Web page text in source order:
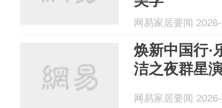
网易家居要闻
焕新中国行·
洁之夜群星
网易家居要闻